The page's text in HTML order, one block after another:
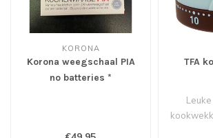
KORONA
Korona weegschaal PIA
no batteries *
TFA